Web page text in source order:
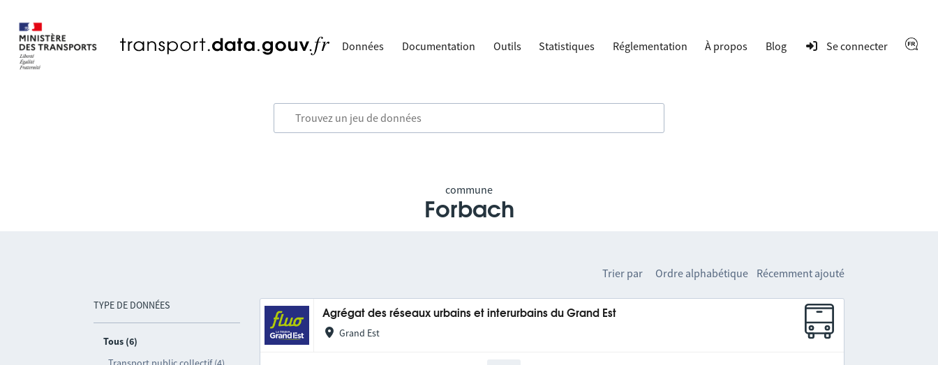
Données Documentation Outils Statistiques Réglementation À propos Blog Se connecter
commune
Forbach
TYPE DE DONNÉES
Tous (6)
Trier par Ordre alphabétique Récemment ajouté
Agrégat des réseaux urbains et interurbains du Grand Est
Grand Est